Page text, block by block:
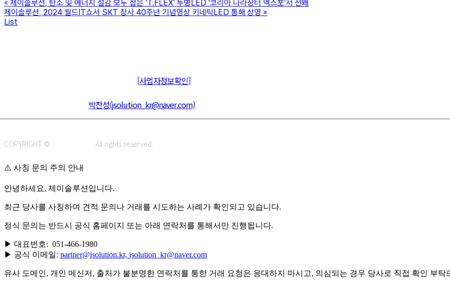
« 제이솔루션, 탄소 및 에너지 절감 모두 잡은 'T.FLEX' 투명LED '코리아 나라장터 엑스포'서 선봬
제이솔루션, 2024 월드IT쇼서 SKT 창사 40주년 기념영상 키네틱LED 통해 상영 »
List
[사업자정보확인]
박찬성(jsolution_kr@naver.com)
COPYRIGHT © All rights reserved.
⚠️ 사칭 문의 주의 안내
안녕하세요, 제이솔루션입니다.
최근 당사를 사칭하여 견적 문의나 거래를 시도하는 사례가 확인되고 있습니다.
정식 문의는 반드시 공식 홈페이지 또는 아래 연락처를 통해서만 진행됩니다.
▶ 대표번호: 051-466-1980
▶ 공식 이메일: partner@jsolution.kr, jsolution_kr@naver.com
유사 도메인, 개인 메신저, 출처가 불분명한 연락처를 통한 거래 요청은 응대하지 마시고, 의심되는 경우 당사로 직접 확인 부탁